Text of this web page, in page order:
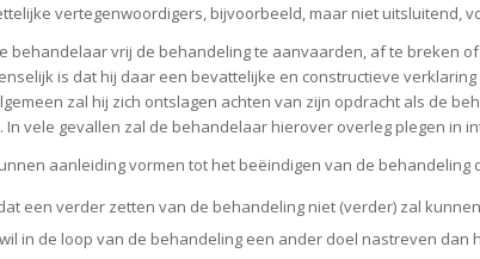
vertegenwoordigers, bijvoorbeeld, maar niet uitsluitend,
behandelaar vrij de behandeling te aanvaarden, af te breken
is dat hij daar een bevattelijke en constructieve
zal hij zich ontslagen achten van zijn opdracht als de
In vele gevallen zal de behandelaar hierover overleg plegen in
aanleiding vormen tot het beëindigen van de behandeling
een verder zetten van de behandeling niet (verder) zal
in de loop van de behandeling een ander doel nastreven